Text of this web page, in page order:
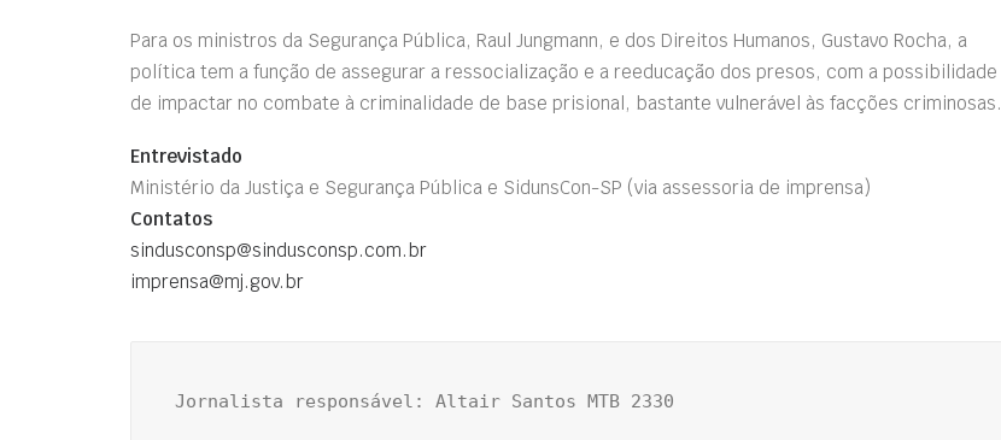
Para os ministros da Segurança Pública, Raul Jungmann, e dos Direitos Humanos, Gustavo Rocha, a
política tem a função de assegurar a ressocialização e a reeducação dos presos, com a possibilidade
de impactar no combate à criminalidade de base prisional, bastante vulnerável às facções criminosas.
Entrevistado
Ministério da Justiça e Segurança Pública e SidunsCon-SP (via assessoria de imprensa)
Contatos
sindusconsp@sindusconsp.com.br
imprensa@mj.gov.br
Jornalista responsável: Altair Santos MTB 2330